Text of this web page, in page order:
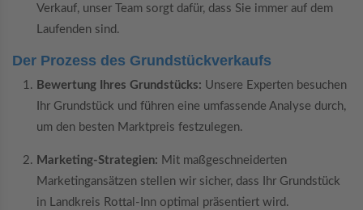
Verkauf, unser Team sorgt dafür, dass Sie immer auf dem
Laufenden sind.
Der Prozess des Grundstückverkaufs
Bewertung Ihres Grundstücks: Unsere Experten besuchen
Ihr Grundstück und führen eine umfassende Analyse durch,
um den besten Marktpreis festzulegen.
Marketing-Strategien: Mit maßgeschneiderten
Marketingansätzen stellen wir sicher, dass Ihr Grundstück
in Landkreis Rottal-Inn optimal präsentiert wird.